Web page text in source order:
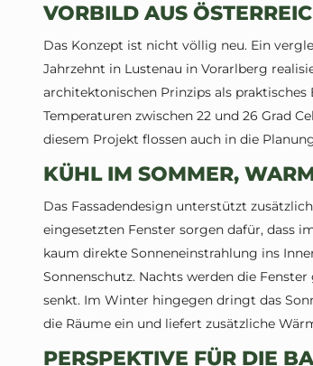
VORBILD AUS
Das Konzept ist nicht völlig neu. Ein
Jahrzehnt in Lustenau in Vorarlberg
architektonischen Prinzips als
Temperaturen zwischen 22 und 26 Grad
diesem Projekt flossen auch in die
KÜHL IM SOMMER,
Das Fassadendesign unterstützt
eingesetzten Fenster sorgen dafür, dass
kaum direkte Sonneneinstrahlung ins
Sonnenschutz. Nachts werden die
senkt. Im Winter hingegen dringt das
die Räume ein und liefert zusätzliche
PERSPEKTIVE FÜR DIE